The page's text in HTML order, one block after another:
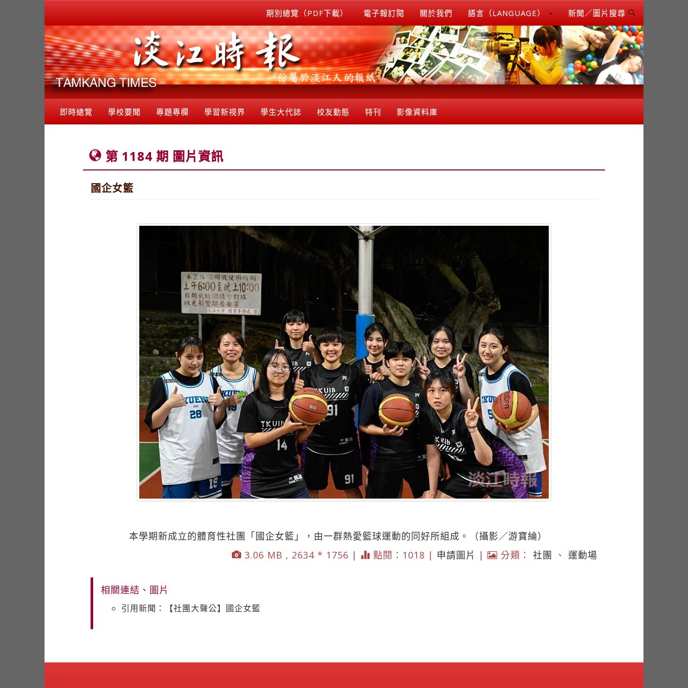
期別總覽（PDF下載） 電子報訂閱 關於我們 語言（LANGUAGE） 新聞／圖片搜尋
即時總覽 學校要聞 專題專欄 學習新視界 學生大代誌 校友動態 特刊 影像資料庫
第 1184 期 圖片資訊
國企女籃
本學期新成立的體育性社團「國企女籃」，由一群熱愛籃球運動的同好所組成。（攝影／游寶綸）
3.06 MB , 2634 * 1756 |
點閱：1018 | 申請圖片 | 分類： 社團 、 運動場
相關連結、圖片
引用新聞：【社團大聲公】國企女籃